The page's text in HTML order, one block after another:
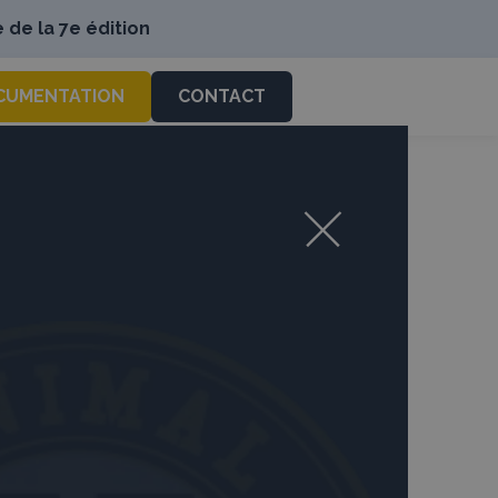
de la 7e édition
CONTACT